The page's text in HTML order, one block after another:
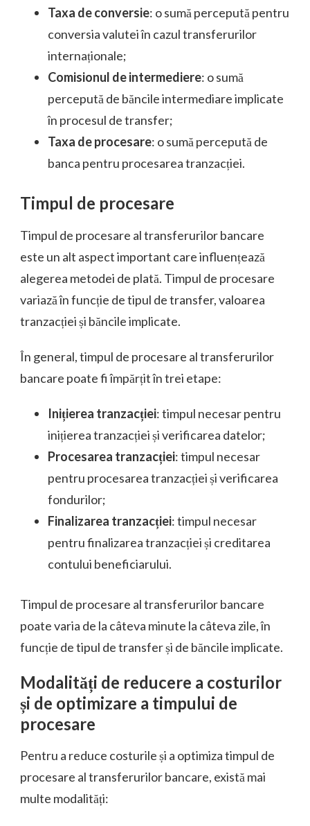
Taxa de conversie: o sumă percepută pentru
conversia valutei în cazul transferurilor
internaționale;
Comisionul de intermediere: o sumă
percepută de băncile intermediare implicate
în procesul de transfer;
Taxa de procesare: o sumă percepută de
banca pentru procesarea tranzacției.
Timpul de procesare
Timpul de procesare al transferurilor bancare
este un alt aspect important care influențează
alegerea metodei de plată. Timpul de procesare
variază în funcție de tipul de transfer, valoarea
tranzacției și băncile implicate.
În general, timpul de procesare al transferurilor
bancare poate fi împărțit în trei etape:
Inițierea tranzacției: timpul necesar pentru
inițierea tranzacției și verificarea datelor;
Procesarea tranzacției: timpul necesar
pentru procesarea tranzacției și verificarea
fondurilor;
Finalizarea tranzacției: timpul necesar
pentru finalizarea tranzacției și creditarea
contului beneficiarului.
Timpul de procesare al transferurilor bancare
poate varia de la câteva minute la câteva zile, în
funcție de tipul de transfer și de băncile implicate.
Modalități de reducere a costurilor
și de optimizare a timpului de
procesare
Pentru a reduce costurile și a optimiza timpul de
procesare al transferurilor bancare, există mai
multe modalități: